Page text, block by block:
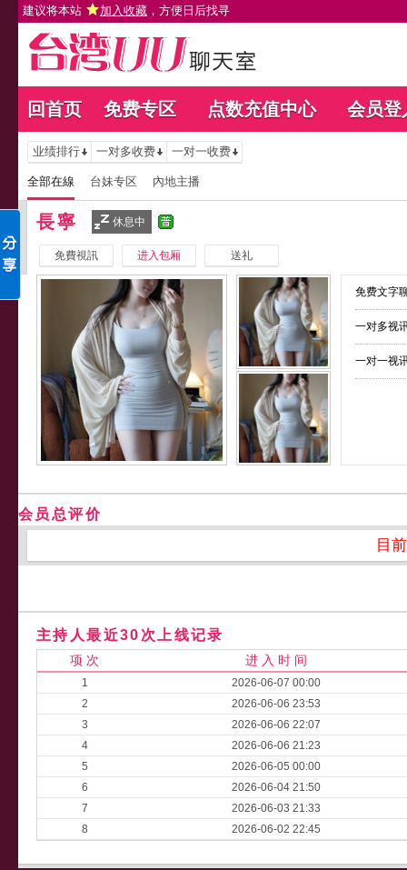
建议将本站 加入收藏 ，方便日后找寻
回首页 免费专区 点数充值中心 会员登
业绩排行 一对多收费 一对一收费
全部在線 台妹专区 內地主播
長寧 休息中
免費視訊 进入包厢 送礼
免费文字
一对多视
一对一视
会员总评价
目
主持人最近30次上线记录
项 次 进 入 时 间
1
2026-06-07 00:00
2
2026-06-06 23:53
3
2026-06-06 22:07
4
2026-06-06 21:23
5
2026-06-05 00:00
6
2026-06-04 21:50
7
2026-06-03 21:33
8
2026-06-02 22:45